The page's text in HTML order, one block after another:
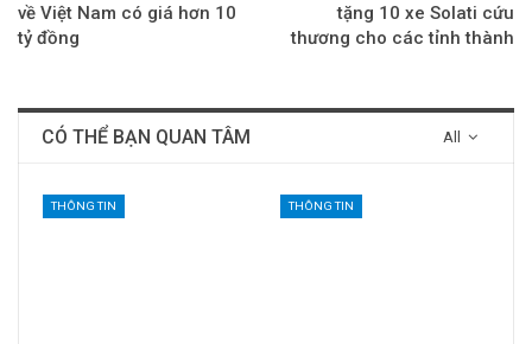
về Việt Nam có giá hơn 10
tỷ đồng
tặng 10 xe Solati cứu
thương cho các tỉnh thành
All
CÓ THỂ BẠN QUAN TÂM
THÔNG TIN THÔNG TIN